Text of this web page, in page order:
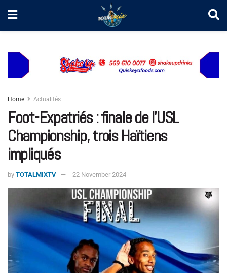
Home Actualités
Foot-Expatriés : finale de l’USL
Championship, trois Haïtiens
impliqués
by TOTALMIXTV 22 November 2024